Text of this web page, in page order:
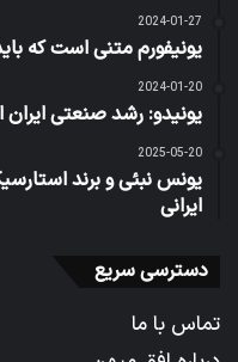
2024-01-27
یونیفورم متنی است که
2024-01-20
یونیدو: رشد صنعتی ایران از 164 کشور جهان
2025-05-20
یونس نبئی و برند
ایرانی
دسترسی سریع
تماس با ما